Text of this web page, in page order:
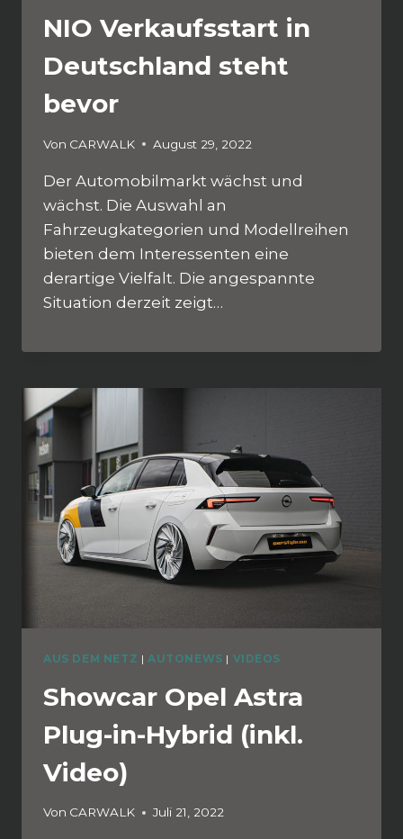
NIO Verkaufsstart in
Deutschland steht
bevor
Von CARWALK August 29, 2022
Der Automobilmarkt wächst und
wächst. Die Auswahl an
Fahrzeugkategorien und Modellreihen
bieten dem Interessenten eine
derartige Vielfalt. Die angespannte
Situation derzeit zeigt…
AUS DEM NETZ | AUTONEWS | VIDEOS
Showcar Opel Astra
Plug-in-Hybrid (inkl.
Video)
Von CARWALK Juli 21, 2022